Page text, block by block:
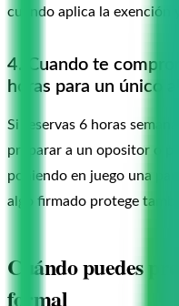
cuándo aplica la exención
4. Cuando te
horas para un único
Si reservas 6 horas
preparar a un opositor o
poniendo en juego una
algo firmado protege
Cuándo puedes
formal